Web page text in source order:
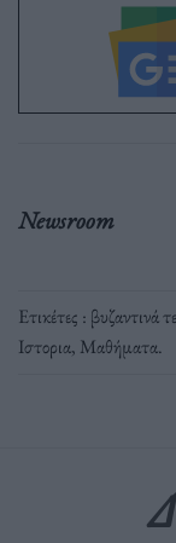
Newsroom
Ετικέτες : βυζαντινά
Ιστορια, Μαθήματα.